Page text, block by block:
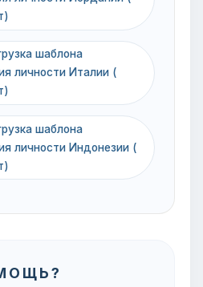
шаблона
личности Италии (
шаблона
личности Индонезии (